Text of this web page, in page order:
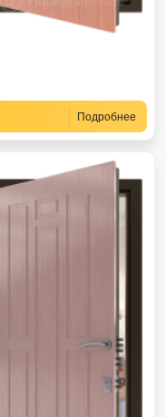
Подробнее